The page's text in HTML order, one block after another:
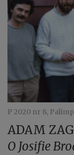
P 2020 nr 8,
ADAM
O Josifie